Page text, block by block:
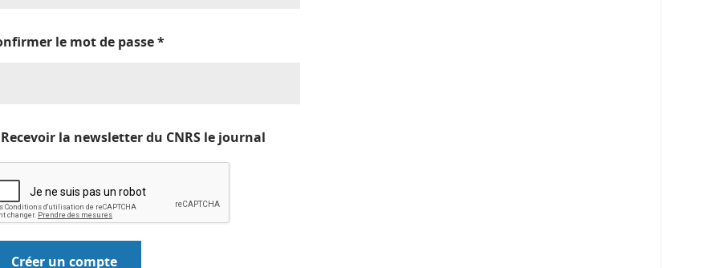
le mot de passe*
Recevoir la newsletter du CNRS le journal